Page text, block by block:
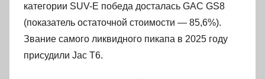
категории SUV-E победа досталась GAC GS8
(показатель остаточной стоимости — 85,6%).
Звание самого ликвидного пикапа в 2025 году
присудили Jac T6.